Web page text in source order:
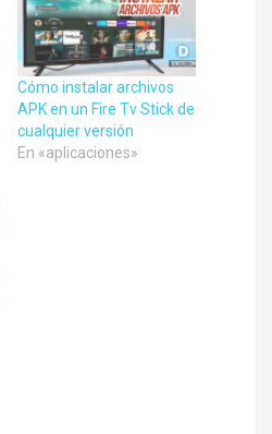
Cómo instalar archivos
APK en un Fire Tv Stick de
cualquier versión
En «aplicaciones»